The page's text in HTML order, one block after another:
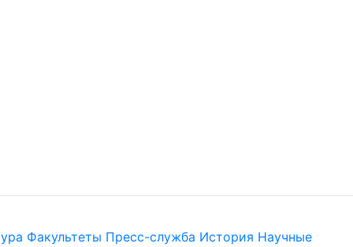
Факультеты Пресс-служба История Научные